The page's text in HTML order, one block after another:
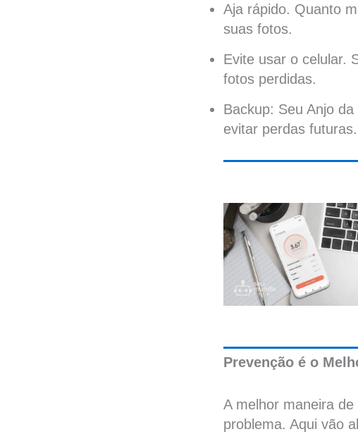
Aja rápido. Quanto
suas fotos.
Evite usar o celular.
fotos perdidas.
Backup: Seu Anjo
evitar perdas futuras.
Prevenção é o
A melhor maneira
problema. Aqui vão